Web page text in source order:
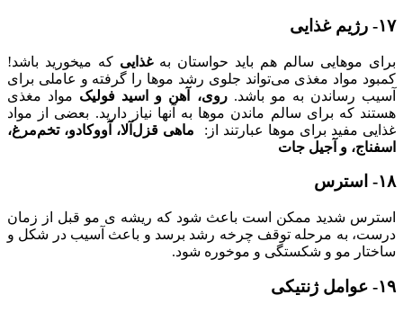
۱۷- رژیم غذایی
برای موهایی سالم هم باید حواستان بهغذایی که میخورید باشد!
کمبود مواد مغذی می‌تواند جلوی رشد موها را گرفته و عاملی برای
آسیب رساندن به مو باشد.روی، آهن و اسید فولیک مواد مغذی
هستند که برای سالم ماندن موها به آنها نیاز دارید. بعضی از مواد
غذایی مفید برای موها عبارتند از:
ماهی قزل‌آلا، آووکادو، تخم‌مرغ،
اسفناج، و آجیل جات
۱۸- استرس
استرس شدید ممکن است باعث شود که ریشه ی مو قبل از زمان
درست، به مرحله توقف چرخه رشد برسد و باعث آسیب در شکل و
ساختار مو و شکستگی و موخوره شود.
۱۹- عوامل ژنتیکی